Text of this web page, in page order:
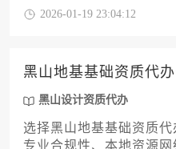
及后续维护承诺等维度
供切实可行的决策参考。
2026-01-19 23:04:12
黑山地基基础资质代
黑山设计资质代办
选择黑山地基基础资质
专业合规性、本地资源